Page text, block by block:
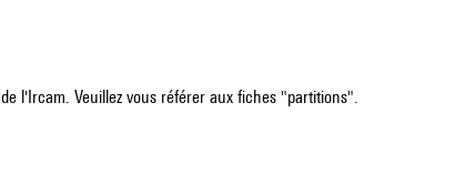
l'Ircam. Veuillez vous référer aux fiches "partitions".